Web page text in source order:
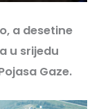
a desetine
u srijedu
Gaze.